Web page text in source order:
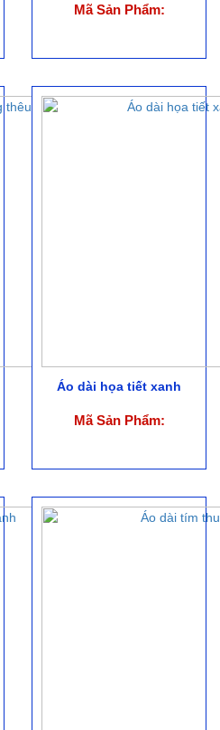
Mã Sản Phẩm:
Áo dài họa tiết xanh
Mã Sản Phẩm: